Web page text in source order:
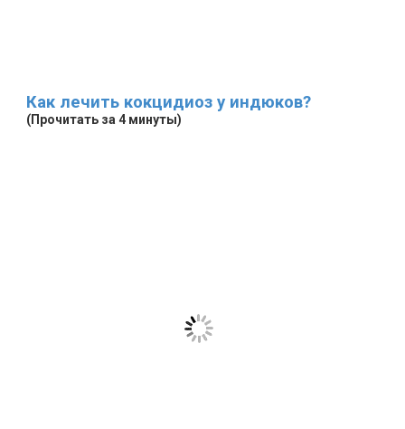
Как лечить кокцидиоз у индюков?
(Прочитать за 4 минуты)